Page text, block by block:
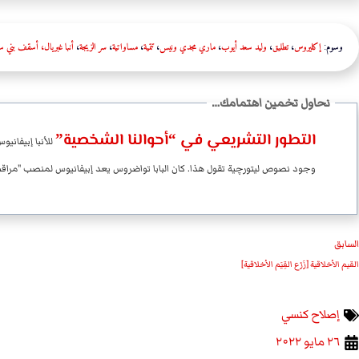
وسوم: إكليروس،تطليق، وليد سعد أيوب، ماري مجدي ونيس،تتمية، مساواتية، سر الزيجة، أنبا غبريال، أسقف
التطور التشريعي في “أحوالنا الشخصية”للأنبا
وجود نصوص ليتورچية تقول هذا. كان البابا تواضروس يعد إبيفانيوس لمنصب
السابق
القيم الأخلاقية [زَرْع القِيَم الأخلاقية]
إصلاح كنسي
۲٦ مايو ۲۰۲۲